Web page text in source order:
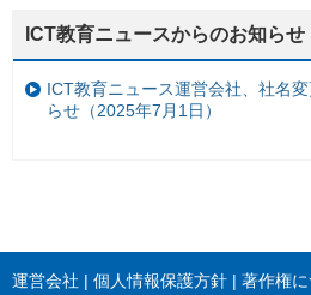
ICT教育ニュースからのお知らせ
ICT教育ニュース運営会社、社名
らせ（2025年7月1日）
運営会社 個人情報保護方針 著作権